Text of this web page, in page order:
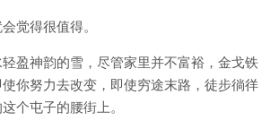
觉得很值得。
盈神韵的雪，尽管家里并不富裕，金戈铁
你努力去改变，即使穷途末路，徒步徜徉
个屯子的腰街上。